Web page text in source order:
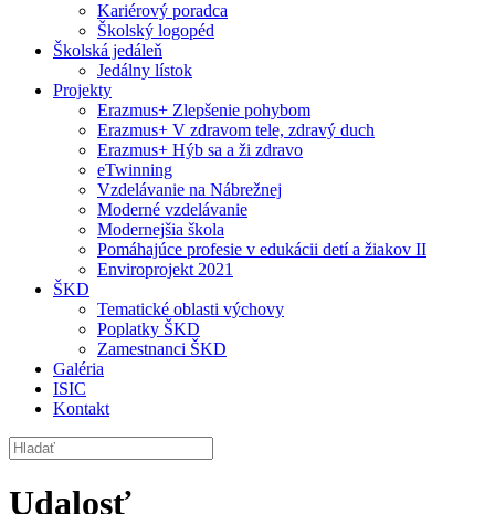
Kariérový poradca
Školský logopéd
Školská jedáleň
Jedálny lístok
Projekty
Erazmus+ Zlepšenie pohybom
Erazmus+ V zdravom tele, zdravý duch
Erazmus+ Hýb sa a ži zdravo
eTwinning
Vzdelávanie na Nábrežnej
Moderné vzdelávanie
Modernejšia škola
Pomáhajúce profesie v edukácii detí a žiakov II
Enviroprojekt 2021
ŠKD
Tematické oblasti výchovy
Poplatky ŠKD
Zamestnanci ŠKD
Galéria
ISIC
Kontakt
Udalosť